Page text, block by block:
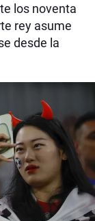
los noventa
rey asume
desde la